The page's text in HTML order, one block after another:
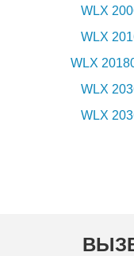
WLX
WLX
WLX
WLX
WLX